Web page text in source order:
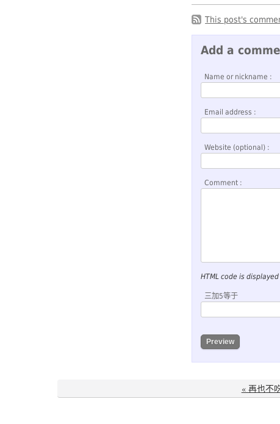
This post's
Add a
Name or nickname :
Email address :
Website (optional) :
Comment :
HTML code is
三加5等于
« 再也不